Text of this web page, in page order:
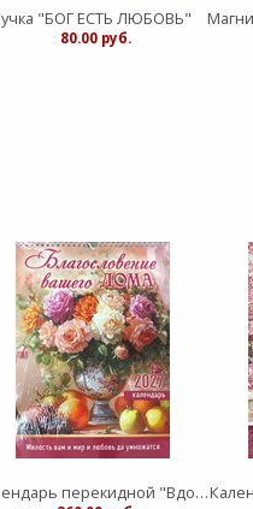
"БОГ ЕСТЬ ЛЮБОВЬ"
: 80.00 руб.
Календарь перекидной "Вдохновение" Благословение дома 25Х35